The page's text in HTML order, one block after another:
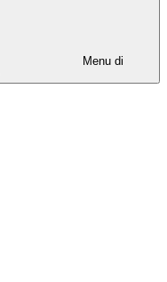
Menu di